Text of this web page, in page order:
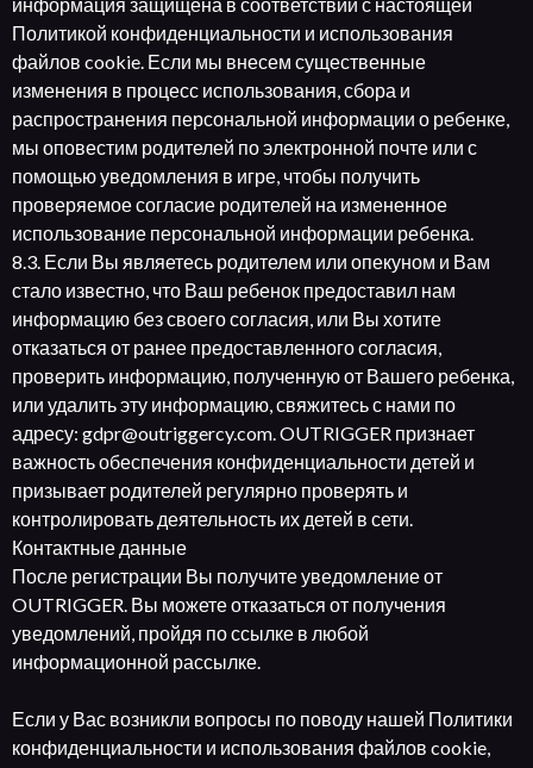
Политикой конфиденциальности и использования
файлов cookie. Если мы внесем существенные
изменения в процесс использования, сбора и
распространения персональной информации о ребенке,
мы оповестим родителей по электронной почте или с
помощью уведомления в игре, чтобы получить
проверяемое согласие родителей на измененное
использование персональной информации ребенка.
8.3. Если Вы являетесь родителем или опекуном и Вам
стало известно, что Ваш ребенок предоставил нам
информацию без своего согласия, или Вы хотите
отказаться от ранее предоставленного согласия,
проверить информацию, полученную от Вашего ребенка,
или удалить эту информацию, свяжитесь с нами по
адресу: gdpr@outriggercy.com. OUTRIGGER признает
важность обеспечения конфиденциальности детей и
призывает родителей регулярно проверять и
контролировать деятельность их детей в сети.
Контактные данные
После регистрации Вы получите уведомление от
OUTRIGGER. Вы можете отказаться от получения
уведомлений, пройдя по ссылке в любой
информационной рассылке.
Если у Вас возникли вопросы по поводу нашей Политики
конфиденциальности и использования файлов cookie,